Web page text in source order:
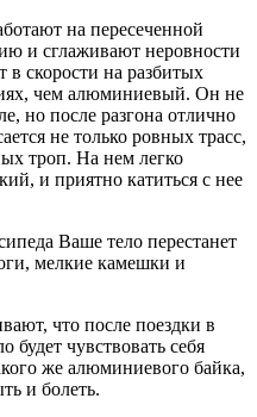
на пересеченной
и сглаживают неровности
в скорости на разбитых
чем алюминиевый. Он не
но после разгона отлично
не только ровных трасс,
троп. На нем легко
и приятно катиться с нее
Ваше тело перестанет
мелкие камешки и
что после поездки в
будет чувствовать себя
же алюминиевого байка,
и болеть.